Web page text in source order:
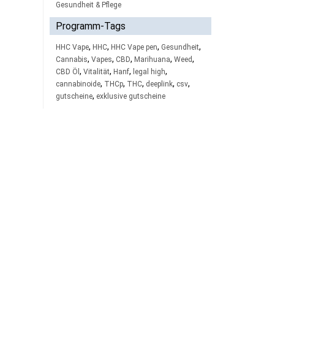
Gesundheit & Pflege
Programm-Tags
HHC Vape, HHC, HHC Vape pen, Gesundheit,
Cannabis, Vapes, CBD, Marihuana, Weed,
CBD Öl , Vitalität, Hanf, legal high,
cannabinoide, THCp, THC, deeplink, csv,
gutscheine, exklusive gutscheine